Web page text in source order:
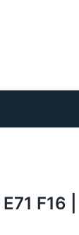
F16 |